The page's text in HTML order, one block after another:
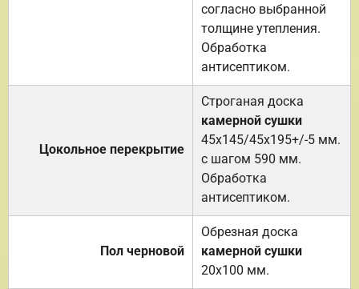
согласно выбранной
толщине утепления.
Обработка
антисептиком.
Цокольное перекрытие
Строганая доска
камерной сушки
45х145/45х195+/-5 мм.
с шагом 590 мм.
Обработка
антисептиком.
Пол черновой
Обрезная доска
камерной сушки
20х100 мм.